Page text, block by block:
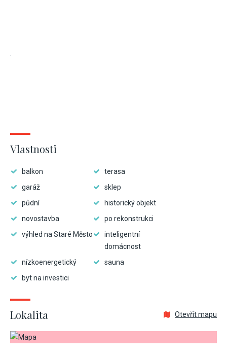
Vlastnosti
balkon
terasa
garáž
sklep
půdní
historický objekt
novostavba
po rekonstrukci
výhled na Staré Město
inteligentní
domácnost
nízkoenergetický
sauna
byt na investici
Lokalita Otevřít mapu